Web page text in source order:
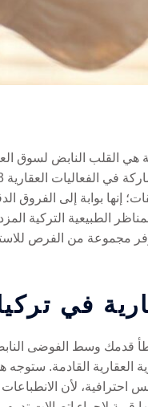
هي القلب النابض لسوق
إنها بوابة إلى الفروق
الطبيعية التركية
مجموعة من الفرص
في
قدمك وسط الفوضى
العقارية القادمة. ستوجه
لأن